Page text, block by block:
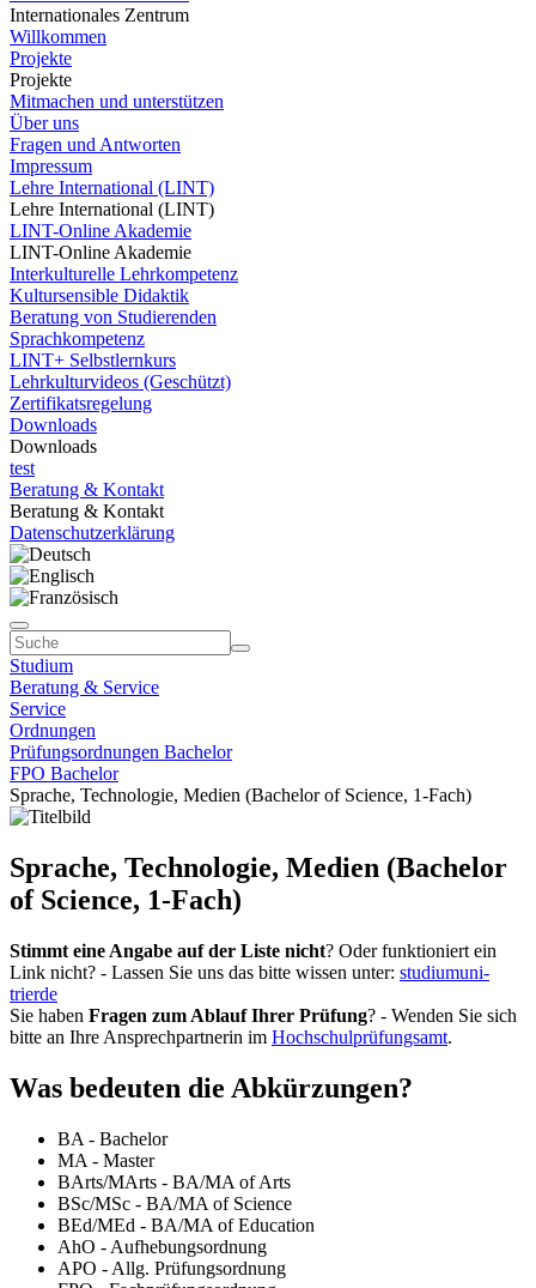
Internationales Zentrum
Willkommen
Projekte
Projekte
Mitmachen und unterstützen
Über uns
Fragen und Antworten
Impressum
Lehre International (LINT)
Lehre International (LINT)
LINT-Online Akademie
LINT-Online Akademie
Interkulturelle Lehrkompetenz
Kultursensible Didaktik
Beratung von Studierenden
Sprachkompetenz
LINT+ Selbstlernkurs
Lehrkulturvideos (Geschützt)
Zertifikatsregelung
Downloads
Downloads
test
Beratung & Kontakt
Beratung & Kontakt
Datenschutzerklärung
Studium
Beratung & Service
Service
Ordnungen
Prüfungsordnungen Bachelor
FPO Bachelor
Sprache, Technologie, Medien (Bachelor of Science, 1-Fach)
Sprache, Technologie, Medien (Bachelor
of Science, 1-Fach)
Stimmt eine Angabe auf der Liste nicht? Oder funktioniert ein
Link nicht? - Lassen Sie uns das bitte wissen unter: studiumuni-
trierde
Sie haben Fragen zum Ablauf Ihrer Prüfung? - Wenden Sie sich
bitte an Ihre Ansprechpartnerin im Hochschulprüfungsamt.
Was bedeuten die Abkürzungen?
BA - Bachelor
MA - Master
BArts/MArts - BA/MA of Arts
BSc/MSc - BA/MA of Science
BEd/MEd - BA/MA of Education
AhO - Aufhebungsordnung
APO - Allg. Prüfungsordnung